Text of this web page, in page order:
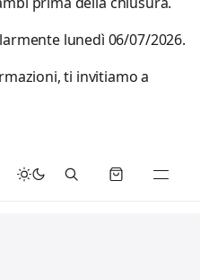
lunedì 06/07/2026.
ti invitiamo a